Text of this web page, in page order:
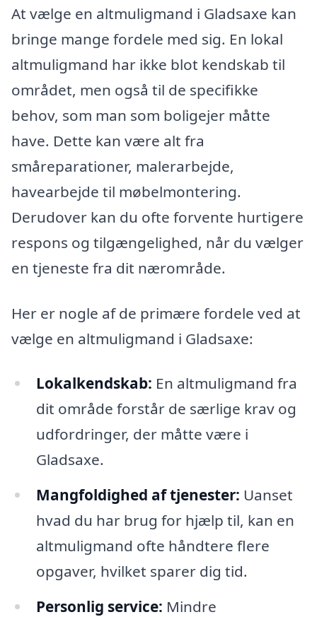
At vælge en altmuligmand i Gladsaxe kan
bringe mange fordele med sig. En lokal
altmuligmand har ikke blot kendskab til
området, men også til de specifikke
behov, som man som boligejer måtte
have. Dette kan være alt fra
småreparationer, malerarbejde,
havearbejde til møbelmontering.
Derudover kan du ofte forvente hurtigere
respons og tilgængelighed, når du vælger
en tjeneste fra dit nærområde.
Her er nogle af de primære fordele ved at
vælge en altmuligmand i Gladsaxe:
Lokalkendskab: En altmuligmand fra
dit område forstår de særlige krav og
udfordringer, der måtte være i
Gladsaxe.
Mangfoldighed af tjenester: Uanset
hvad du har brug for hjælp til, kan en
altmuligmand ofte håndtere flere
opgaver, hvilket sparer dig tid.
Personlig service: Mindre